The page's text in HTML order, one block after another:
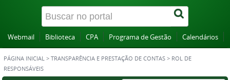
Webmail Biblioteca CPA Programa de Gestão Calendários
PÁGINA INICIAL > TRANSPARÊNCIA E PRESTAÇÃO DE CONTAS > ROL DE
RESPONSÁVEIS